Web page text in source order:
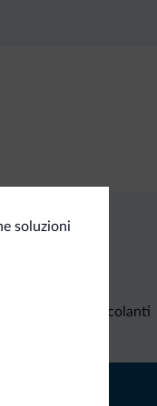
soluzioni
non vincolanti